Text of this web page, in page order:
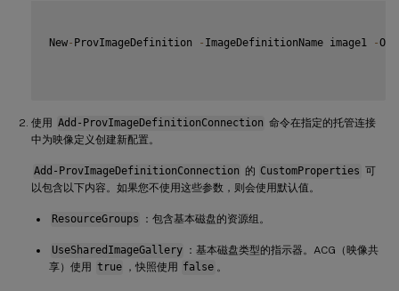
New- ProvImageDefinition - ImageDefinitionName image1 -
使用 Add-ProvImageDefinitionConnection 命令在指定的托管连接
中为映像定义创建新配置。
Add-ProvImageDefinitionConnection 的 CustomProperties 可
以包含以下内容。如果您不使用这些参数，则会使用默认值。
ResourceGroups ：包含基本磁盘的资源组。
UseSharedImageGallery ：基本磁盘类型的指示器。ACG（映像共
享）使用 true ，快照使用 false 。